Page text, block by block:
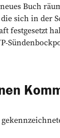
Buch
sich in der
festgesetzt